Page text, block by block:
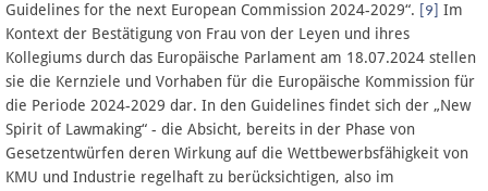
Guidelines for the next European Commission 2024-2029“.
[9]
Im
Kontext der Bestätigung von Frau von der Leyen und ihres
Kollegiums durch das Europäische Parlament am 18.07.2024 stellen
sie die Kernziele und Vorhaben für die Europäische Kommission für
die Periode 2024-2029 dar. In den Guidelines findet sich der „New
Spirit of Lawmaking“ - die Absicht, bereits in der Phase von
Gesetzentwürfen deren Wirkung auf die Wettbewerbsfähigkeit von
KMU und Industrie regelhaft zu berücksichtigen, also im